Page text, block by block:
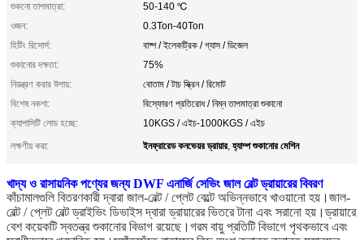
শুকনো তাপমাত্রা:
50-140 ℃
ওজন:
0.3Ton-40Ton
হিটিং রিসোর্স:
বাষ্প / ইলেকট্রিক / গ্যাস / ডিজেল
শুকানোর দক্ষতা:
75%
নিয়ন্ত্রণ করার উপায়:
বোতাম / টাচ স্ক্রিন / রিমোট
বিশেষ নকশা:
বিস্ফোরণ প্রতিরোধ / নিম্ন তাপমাত্রা শুকানো
ক্যাপাসিটি লোড হচ্ছে:
10KGS / এইচ-1000KGS / এইচ
লক্ষণীয় করা:
ইনফ্রারেড কনভেয়র ড্রায়ার,হ্যাম্প শুকানোর মেশিন
খাদ্য ও রাসায়নিক পণ্যের জন্য DWF এনার্জি সেভিং জাল বেল্ট ড্রায়ারের বিবরণ
কাঁচামালগুলি বিতরণকারী দ্বারা জাল-বেল্ট / প্লেট বেল্টে অভিন্নভাবে খাওয়ানো হয়।জাল-
বেল্ট / প্লেট বেল্ট ড্রাইভিং ডিভাইস দ্বারা ড্রায়ারের ভিতরে টানা এবং সরানো হয়।ড্রায়ারে
বেশ কয়েকটি স্বতন্ত্র শুকানোর বিভাগ রয়েছে।গরম বায়ু প্রতিটি বিভাগে পৃথকভাবে এবং